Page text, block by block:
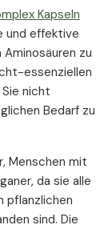
Kapseln
und effektive
zu
essenziellen
nicht
Bedarf zu
Menschen mit
da sie alle
pflanzlichen
sind. Die